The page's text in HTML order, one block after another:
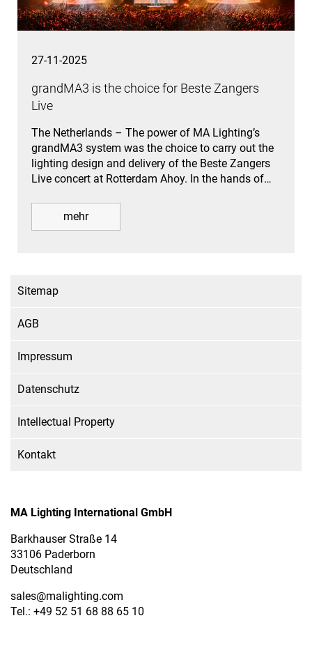
27-11-2025
grandMA3 is the choice for Beste Zangers
Live
The Netherlands – The power of MA Lighting’s
grandMA3 system was the choice to carry out the
lighting design and delivery of the Beste Zangers
Live concert at Rotterdam Ahoy. In the hands of…
mehr
Sitemap
AGB
Impressum
Datenschutz
Intellectual Property
Kontakt
MA Lighting International GmbH
Barkhauser Straße 14
33106 Paderborn
Deutschland
sales@malighting.com
Tel.: +49 52 51 68 88 65 10